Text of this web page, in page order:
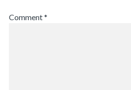
Comment*